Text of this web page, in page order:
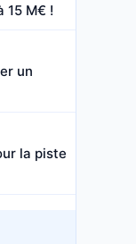
15 M€ !
un
la piste
pour